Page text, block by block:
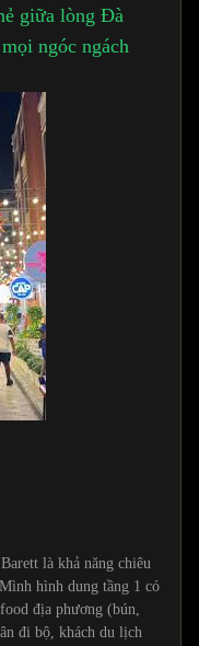
giữa lòng Đà
ngóc ngách
là khả năng chiêu
hình dung tầng 1 có
địa phương (bún,
đi bộ, khách du lịch